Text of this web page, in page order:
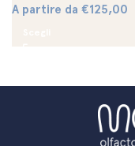
A partire da €125,00